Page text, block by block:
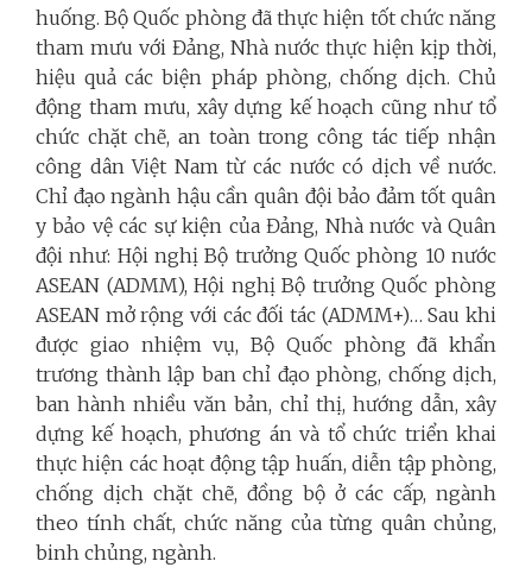
huống. Bộ Quốc phòng đã thực hiện tốt chức năng
tham mưu với Đảng, Nhà nước thực hiện kịp thời,
hiệu quả các biện pháp phòng, chống dịch. Chủ
động tham mưu, xây dựng kế hoạch cũng như tổ
chức chặt chẽ, an toàn trong công tác tiếp nhận
công dân Việt Nam từ các nước có dịch về nước.
Chỉ đạo ngành hậu cần quân đội bảo đảm tốt quân
y bảo vệ các sự kiện của Đảng, Nhà nước và Quân
đội như: Hội nghị Bộ trưởng Quốc phòng 10 nước
ASEAN (ADMM), Hội nghị Bộ trưởng Quốc phòng
ASEAN mở rộng với các đối tác (ADMM+)… Sau khi
được giao nhiệm vụ, Bộ Quốc phòng đã khẩn
trương thành lập ban chỉ đạo phòng, chống dịch,
ban hành nhiều văn bản, chỉ thị, hướng dẫn, xây
dựng kế hoạch, phương án và tổ chức triển khai
thực hiện các hoạt động tập huấn, diễn tập phòng,
chống dịch chặt chẽ, đồng bộ ở các cấp, ngành
theo tính chất, chức năng của từng quân chủng,
binh chủng, ngành.